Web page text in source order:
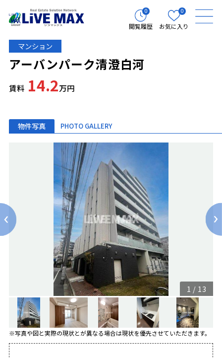
0
閲覧履歴
0
お気に入り
マンション
アーバンパーク清澄白河
賃料 14.2万円
物件写真 PHOTO GALLERY
1 / 13
※写真や図と実際の現状とが異なる場合は現状を優先させていただきます。